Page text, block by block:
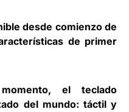
desde comienzo de
de primer
el teclado
del mundo: táctil y